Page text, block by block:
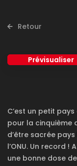
Retour
Prévisualiser
C’est un petit
pour la cinquième
d’être sacrée
l’ONU. Un record
une bonne dose